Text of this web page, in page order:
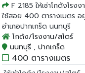
F 2185 ให้เช่าโกดังโร
ใช้สอย 400 ตารางเมตร
อำเภอปากเกร็ด นนทบุรี
โกดัง/โรงงาน/สโตร์
นนทบุรี , ปากเกร็ด
400 ตารางเมตร